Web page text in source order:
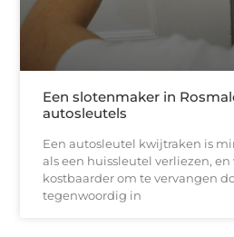
Een slotenmaker in
autosleutels
Een autosleutel kwijtraken is
als een huissleutel verliezen,
kostbaarder om te vervangen
tegenwoordig in